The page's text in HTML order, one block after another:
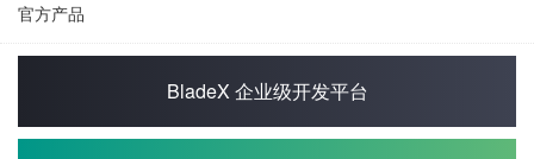
官方产品
BladeX 企业级开发平台